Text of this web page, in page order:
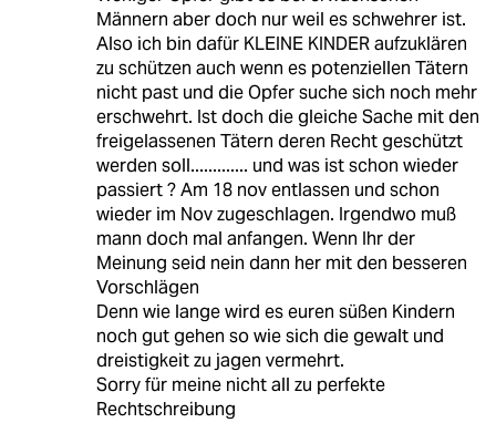
Männern aber doch nur weil es schwehrer ist.
Also ich bin dafür KLEINE KINDER aufzuklären
zu schützen auch wenn es potenziellen Tätern
nicht past und die Opfer suche sich noch mehr
erschwehrt. Ist doch die gleiche Sache mit den
freigelassenen Tätern deren Recht geschützt
werden soll............. und was ist schon wieder
passiert ? Am 18 nov entlassen und schon
wieder im Nov zugeschlagen. Irgendwo muß
mann doch mal anfangen. Wenn Ihr der
Meinung seid nein dann her mit den besseren
Vorschlägen
Denn wie lange wird es euren süßen Kindern
noch gut gehen so wie sich die gewalt und
dreistigkeit zu jagen vermehrt.
Sorry für meine nicht all zu perfekte
Rechtschreibung